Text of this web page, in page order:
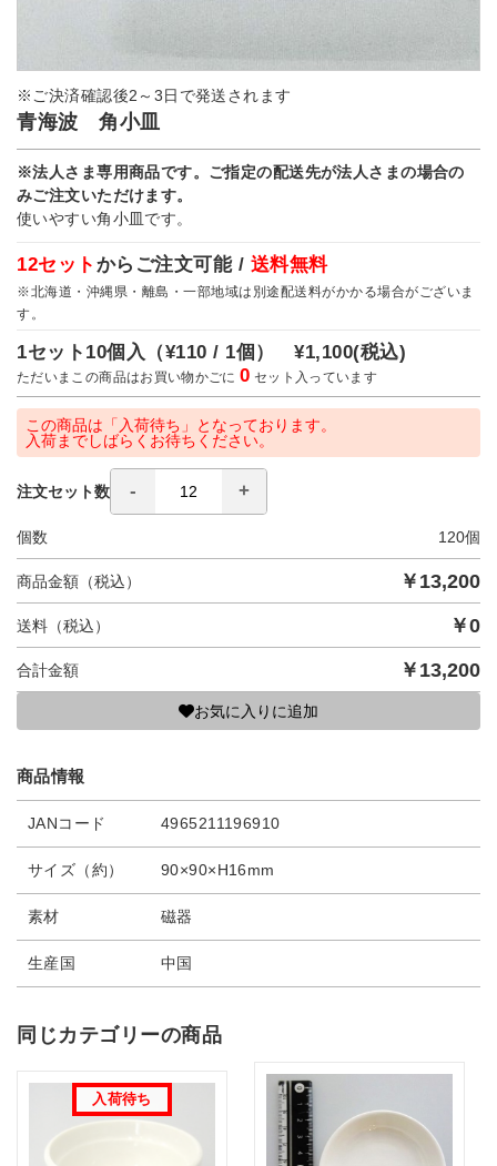
※ご決済確認後2～3日で発送されます
青海波 角小皿
※法人さま専用商品です。ご指定の配送先が法人さまの場合の
みご注文いただけます。
使いやすい角小皿です。
12セット からご注文可能 / 送料無料
※北海道・沖縄県・離島・一部地域は別途配送料がかかる場合がございま
す。
1セット10個入（¥110 / 1個）¥1,100(税込)
ただいまこの商品はお買い物かごに0 セット入っています
この商品は「入荷待ち」となっております。
入荷までしばらくお待ちください。
注文セット数
個数 120個
商品金額（税込） ￥ 13,200
送料（税込） ￥0
合計金額 ￥ 13,200
お気に入りに追加
商品情報
JANコード 4965211196910
サイズ（約） 90×90×H16mm
素材 磁器
生産国 中国
同じカテゴリーの商品